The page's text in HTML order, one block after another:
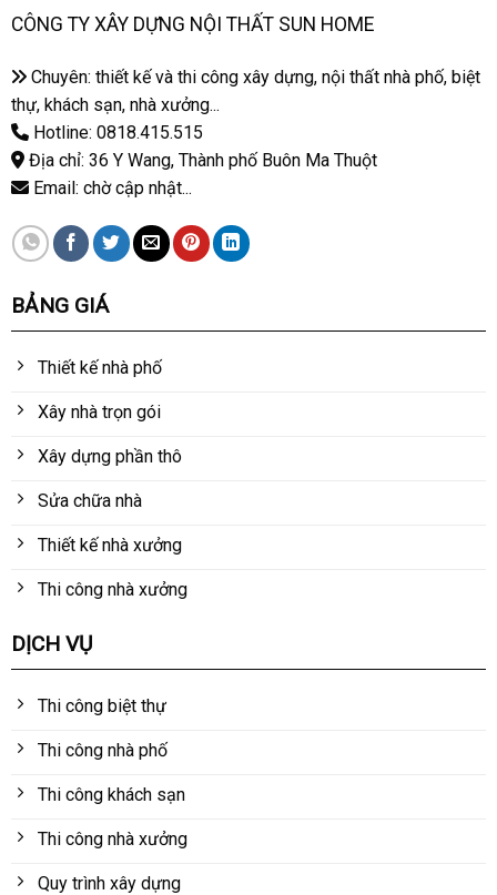
CÔNG TY XÂY DỰNG NỘI THẤT SUN HOME
Chuyên: thiết kế và thi công xây dựng, nội thất nhà phố, biệt
thự, khách sạn, nhà xưởng...
Hotline: 0818.415.515
Địa chỉ: 36 Y Wang, Thành phố Buôn Ma Thuột
Email: chờ cập nhật...
BẢNG GIÁ
Thiết kế nhà phố
Xây nhà trọn gói
Xây dựng phần thô
Sửa chữa nhà
Thiết kế nhà xưởng
Thi công nhà xưởng
DỊCH VỤ
Thi công biệt thự
Thi công nhà phố
Thi công khách sạn
Thi công nhà xưởng
Quy trình xây dựng